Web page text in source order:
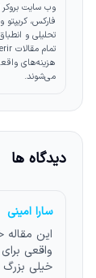
فارکس،
تحلیلی و
هزینه‌های
می‌شوند.
دیدگاه ها
سارا امینی
این
واقعی
خیلی